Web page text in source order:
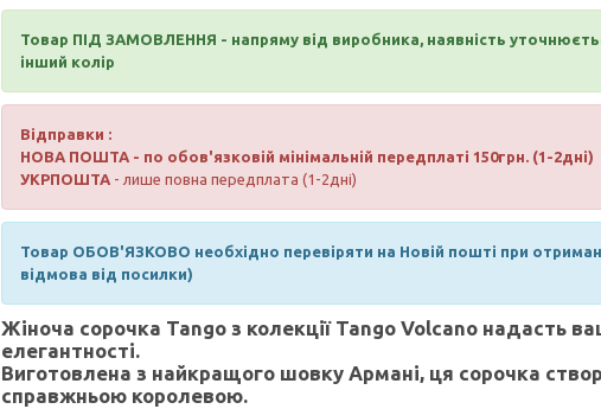
Товар ПІД ЗАМОВЛЕННЯ - напряму від виробника, наявність
інший колір
Відправки :
НОВА ПОШТА - по обов'язковій мінімальній передплаті 150грн. (1-2дні)
УКРПОШТА - лише повна передплата (1-2дні)
Товар ОБОВ'ЯЗКОВО необхідно перевіряти на Новій пошті при
відмова від посилки)
Жіноча сорочка Tango з колекції Tango Volcano надасть
елегантності.
Виготовлена з найкращого шовку Армані, ця сорочка
справжньою королевою.